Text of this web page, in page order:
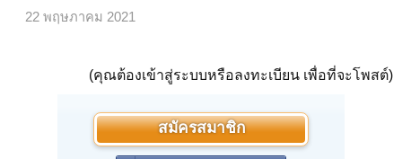
22 พฤษภาคม 2021
(คุณต้องเข้าสู่ระบบหรือลงทะเบียน เพื่อที่จะโพสต์)
สมัครสมาชิก